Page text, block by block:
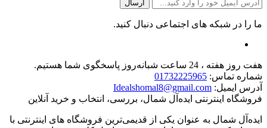
ما را در شبکه های اجتماعی دنبال کنید.
هفت روز هفته ، 24 ساعت شبانه‌روز پاسخگوی شما هستیم.
شماره تماس: 01732225965
آدرس ایمیل: Idealshomal8@gmail.com
فروشگاه اینترنتی ایده‌آل شمال، بررسی، انتخاب و خرید آنلاین
ایده‌آل شمال به عنوان یکی از قدیمی‌ترین فروشگاه های اینترنتی با